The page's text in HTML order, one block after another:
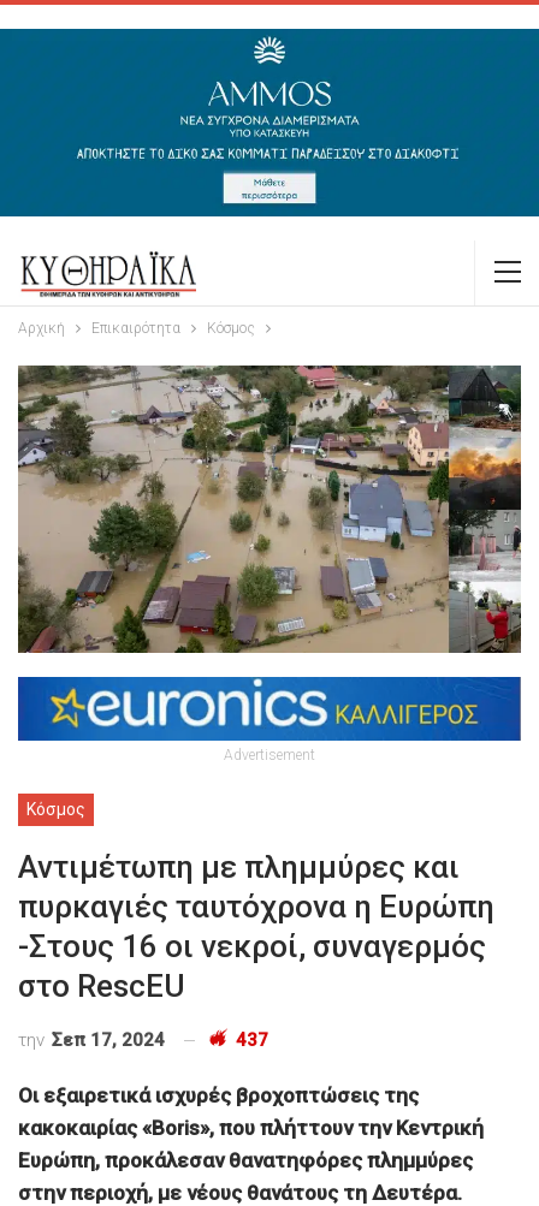
Αρχική Επικαιρότητα Κόσμος
Advertisement
Κόσμος
Αντιμέτωπη με πλημμύρες και
πυρκαγιές ταυτόχρονα η Ευρώπη
-Στους 16 οι νεκροί, συναγερμός
στο RescEU
την Σεπ 17, 2024 437
Οι εξαιρετικά ισχυρές βροχοπτώσεις της
κακοκαιρίας «Boris», που πλήττουν την Κεντρική
Ευρώπη, προκάλεσαν θανατηφόρες πλημμύρες
στην περιοχή, με νέους θανάτους τη Δευτέρα.